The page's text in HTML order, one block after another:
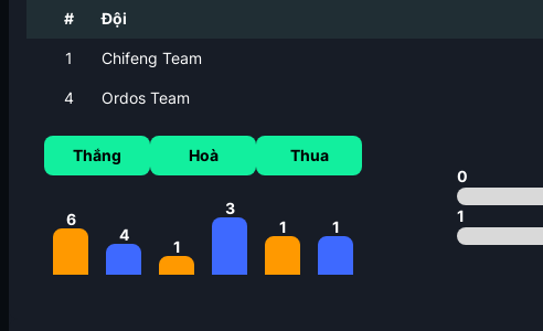
# Đội
1 Chifeng Team
4 Ordos Team
Thắng
6
4
Hoà
1
3
Thua
1 1
0
1